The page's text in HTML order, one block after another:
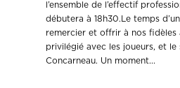
l’ensemble de l’effectif
débutera à 18h30.Le temps
remercier et offrir à nos fidèles
privilégié avec les joueurs, et le
Concarneau. Un moment...